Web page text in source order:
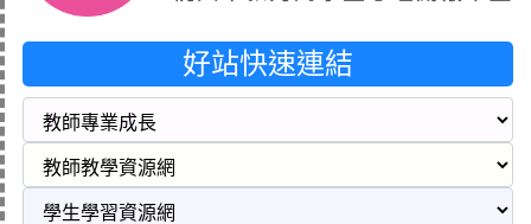
好站快速連結